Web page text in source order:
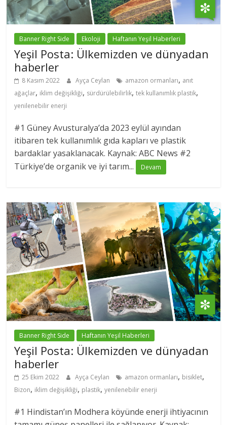
Banner Right Side Ekoloji Haftanın Yeşil Haberleri
Yeşil Posta: Ülkemizden ve dünyadan
haberler
8 Kasım 2022 Ayça Ceylan amazon ormanları, anıt
ağaçlar, iklim değişikliği, sürdürülebilirlik,tek kullanımlık plastik,
yenilenebilir enerji
#1 Güney Avusturalya’da 2023 eylül ayından
itibaren tek kullanımlık gıda kapları ve plastik
bardaklar yasaklanacak. Kaynak: ABC News #2
Türkiye’de organik ve iyi tarım...
Devam
Banner Right Side Haftanın Yeşil Haberleri
Yeşil Posta: Ülkemizden ve dünyadan
haberler
25 Ekim 2022 Ayça Ceylan amazon ormanları, bisiklet,
Bizon, iklim değişikliği, plastik,yenilenebilir enerji
#1 Hindistan’ın Modhera köyünde enerji ihtiyacının